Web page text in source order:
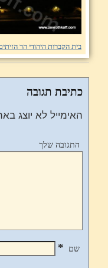
בית הקברות היהודי הר
כתיבת תגובה
האימייל לא יוצג
התגובה שלך
שם *